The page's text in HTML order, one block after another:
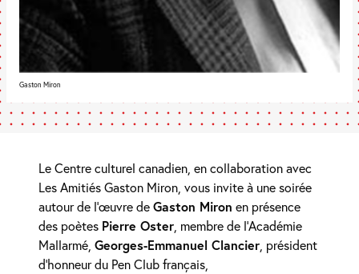
Gaston Miron
Le Centre culturel canadien, en collaboration avec
Les Amitiés Gaston Miron, vous invite à une soirée
autour de l’œuvre deGaston Miron en présence
des poètes Pierre Oster, membre de l’Académie
Mallarmé, Georges-Emmanuel Clancier, président
d’honneur du Pen Club français,